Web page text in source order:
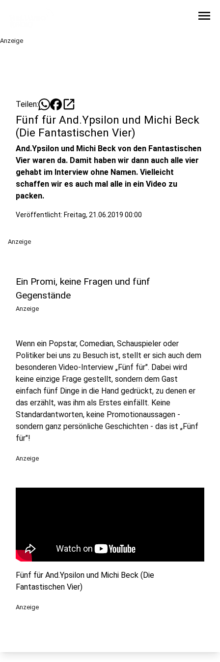
menu
Anzeige
Teilen: open_in_new
Fünf für And.Ypsilon und Michi Beck
(Die Fantastischen Vier)
And.Ypsilon und Michi Beck von den Fantastischen
Vier waren da. Damit haben wir dann auch alle vier
gehabt im Interview ohne Namen. Vielleicht
schaffen wir es auch mal alle in ein Video zu
packen.
Veröffentlicht: Freitag, 21.06.2019 00:00
Anzeige
Ein Promi, keine Fragen und fünf
Gegenstände
Anzeige
Wenn ein Popstar, Comedian, Schauspieler oder
Politiker bei uns zu Besuch ist, stellt er sich auch dem
besonderen Video-Interview „Fünf für". Dabei wird
keine einzige Frage gestellt, sondern dem Gast
einfach fünf Dinge in die Hand gedrückt, zu denen er
das erzählt, was ihm als Erstes einfällt. Keine
Standardantworten, keine Promotionaussagen -
sondern ganz persönliche Geschichten - das ist „Fünf
für"!
Anzeige
Fünf für And.Ypsilon und Michi Beck (Die
Fantastischen Vier)
Anzeige